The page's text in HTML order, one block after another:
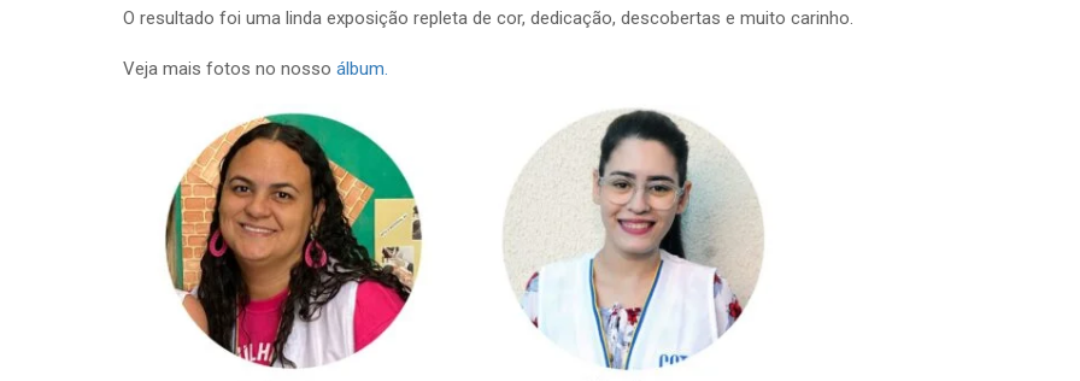
O resultado foi uma linda exposição repleta de cor, dedicação, descobertas e muito carinho.
Veja mais fotos no nosso álbum.